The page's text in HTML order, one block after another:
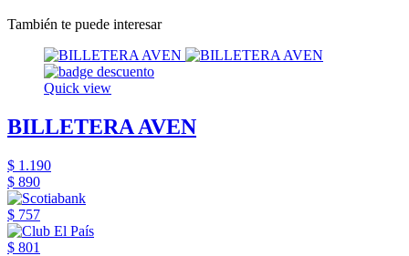
También te puede interesar
Quick view
BILLETERA AVEN
$ 1.190
$ 890
$ 757
$ 801